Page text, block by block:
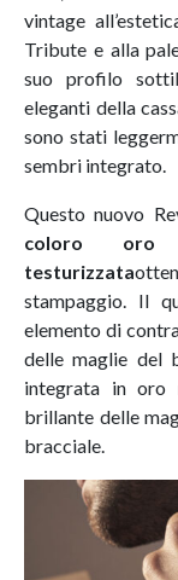
vintage
Tribute e alla
suo profilo
eleganti della
sono stati
sembri integrato.
Questo nuovo
coloro oro
testurizzata
stampaggio. Il
elemento di
delle maglie del
integrata in oro
brillante delle
bracciale.